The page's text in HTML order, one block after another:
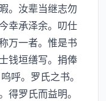
汝辈当继志勿
幸承泽余。叨仕
万一者。惟是书
钱垣缮写。捐俸
呼。罗氏之书。
得罗氏而益明。